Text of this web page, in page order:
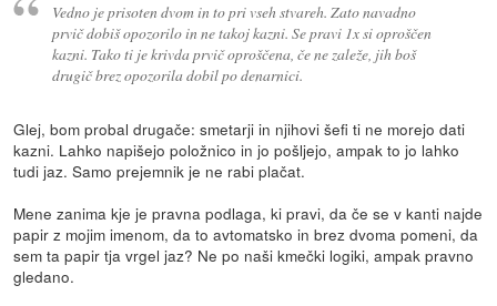
Vedno je prisoten dvom in to pri vseh stvareh. Zato navadno
prvič dobiš opozorilo in ne takoj kazni. Se pravi 1x si oproščen
kazni. Tako ti je krivda prvič oproščena, če ne zaleže, jih boš
drugič brez opozorila dobil po denarnici.
Glej, bom probal drugače: smetarji in njihovi šefi ti ne morejo dati
kazni. Lahko napišejo položnico in jo pošljejo, ampak to jo lahko
tudi jaz. Samo prejemnik je ne rabi plačat.
Mene zanima kje je pravna podlaga, ki pravi, da če se v kanti najde
papir z mojim imenom, da to avtomatsko in brez dvoma pomeni, da
sem ta papir tja vrgel jaz? Ne po naši kmečki logiki, ampak pravno
gledano.